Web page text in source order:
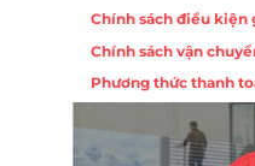
Chính sách điều kiện
Chính sách vận
Phương thức thanh